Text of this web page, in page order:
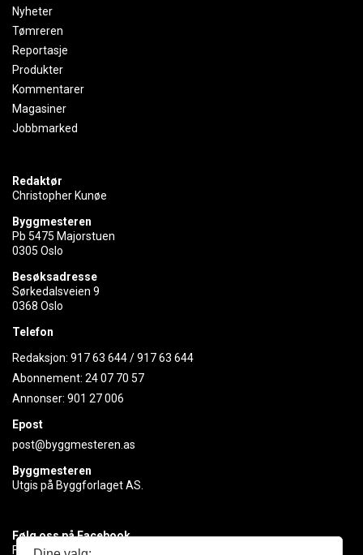
Nyheter
Tømreren
Reportasje
Produkter
Kommentarer
Magasiner
Jobbmarked
Redaktør
Christopher Kunøe
Byggmesteren
Pb 5475 Majorstuen
0305 Oslo
Besøksadresse
Sørkedalsveien 9
0368 Oslo
Telefon
Redaksjon: 917 63 644/917 63 644
Abonnement: 24 07 70 57
Annonser: 901 27 006
Epost
post@byggmesteren.as
Byggmesteren
Utgis på Byggforlaget AS.
Følg oss på Facebook
Få med deg det siste innen byggebransjen